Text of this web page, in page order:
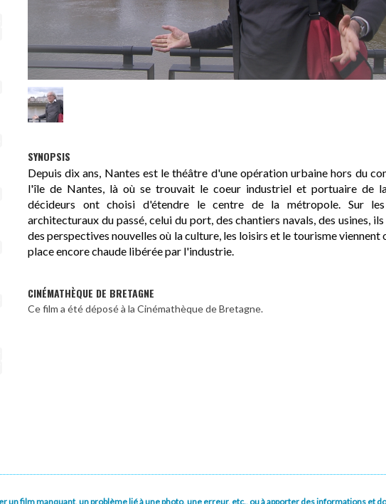
SYNOPSIS
Depuis dix ans, Nantes est le théâtre d'une opération urbaine hors du
l'île de Nantes, là où se trouvait le coeur industriel et portuaire de
décideurs ont choisi d'étendre le centre de la métropole. Sur les
architecturaux du passé, celui du port, des chantiers navals, des usines,
des perspectives nouvelles où la culture, les loisirs et le tourisme viennent
place encore chaude libérée par l'industrie.
CINÉMATHÈQUE DE BRETAGNE
Ce film a été déposé à la Cinémathèque de Bretagne.
un film manquant, un problème lié à une photo, une erreur, etc., ou à apporter des informations et